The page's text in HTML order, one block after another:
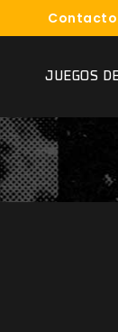
Contacto
JUEGOS